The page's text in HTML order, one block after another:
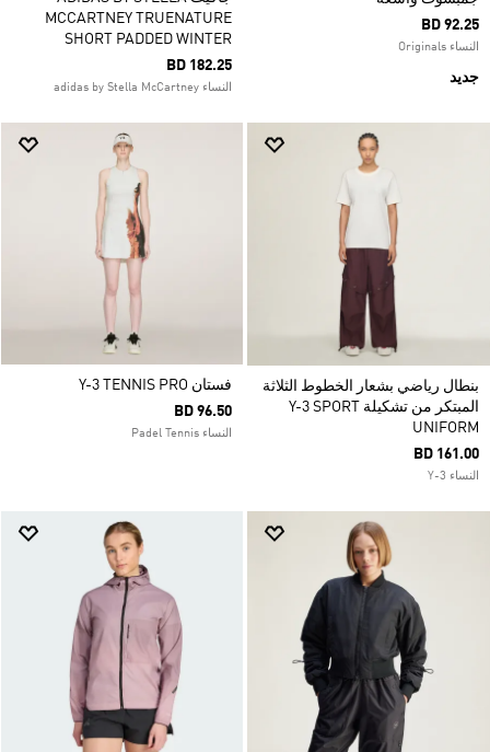
BD 92.25
النساء Originals
جديد
MCCARTNEY TRUENATURE
SHORT PADDED WINTER
BD 182.25
النساء adidas by Stella McCartney
بنطال رياضي بشعار الخطوط الثلاثة
المبتكر من تشكيلة Y-3 SPORT
UNIFORM
BD 161.00
النساء Y-3
فستان Y-3 TENNIS PRO
BD 96.50
النساء Padel Tennis